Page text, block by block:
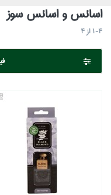
اسانس و اسانس سوز
1-4از4